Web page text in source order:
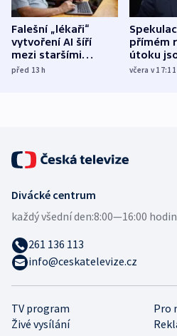
Falešní „lékaři“
vytvoření AI šíří
mezi staršími
Poláky nebezpečné
před 13h
přímém
útoku
míní
včera v 17:11
TV program
Pro
Živé vysílání
Divácké centrum
každý všední den:8:00—16:00 hodin
261 136 113
info@ceskatelevize.cz